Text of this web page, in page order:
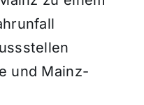
und Mainz-